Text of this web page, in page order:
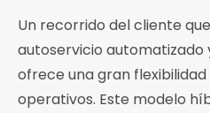
Un recorrido del cliente
autoservicio automatizado
ofrece una gran
operativos. Este modelo